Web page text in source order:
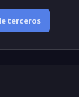
terceros